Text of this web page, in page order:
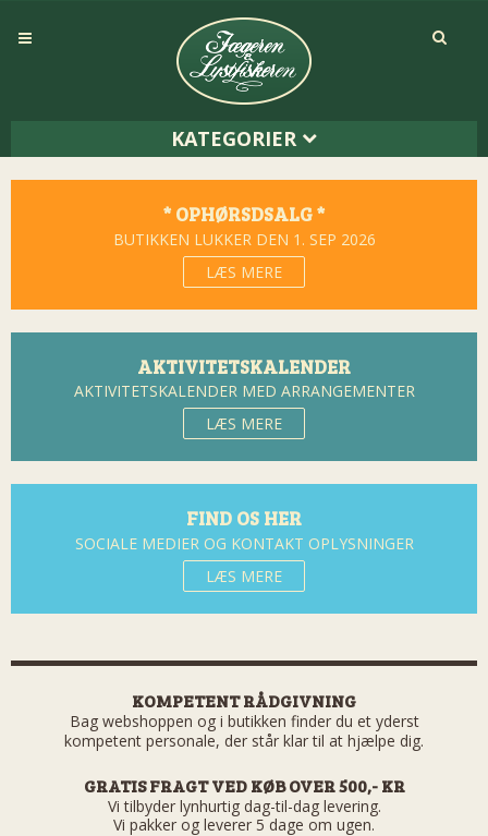
KATEGORIER
* OPHØRSDSALG *
BUTIKKEN LUKKER DEN 1. SEP 2026
LÆS MERE
AKTIVITETSKALENDER
AKTIVITETSKALENDER MED ARRANGEMENTER
LÆS MERE
FIND OS HER
SOCIALE MEDIER OG KONTAKT OPLYSNINGER
LÆS MERE
KOMPETENT RÅDGIVNING
Bag webshoppen og i butikken finder du et yderst
kompetent personale, der står klar til at hjælpe dig.
GRATIS FRAGT VED KØB OVER 500,- KR
Vi tilbyder lynhurtig dag-til-dag levering.
Vi pakker og leverer 5 dage om ugen.